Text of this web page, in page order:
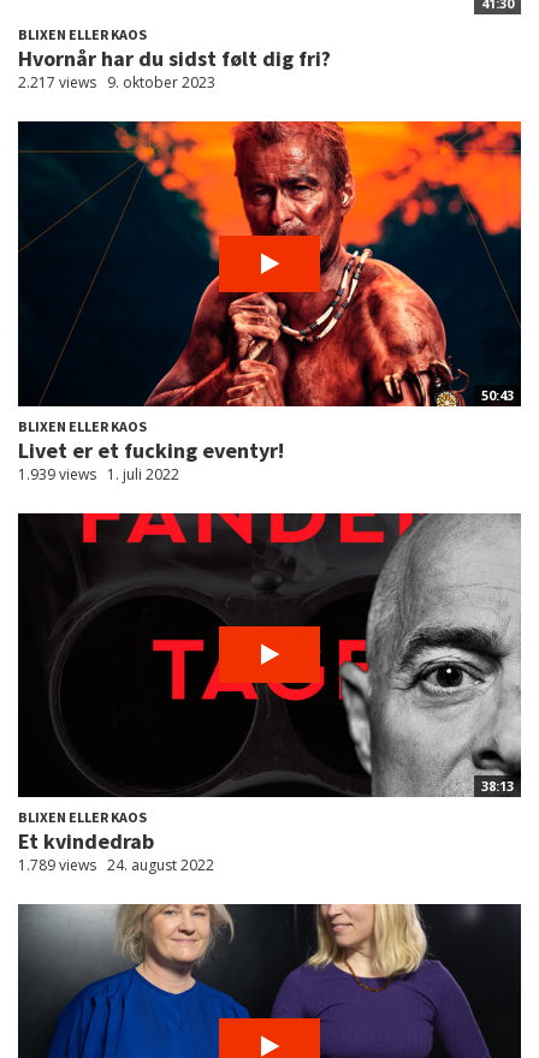
BLIXEN ELLER KAOS
Hvornår har du sidst følt dig fri?
2.217 views 9. oktober 2023
50:43
BLIXEN ELLER KAOS
Livet er et fucking eventyr!
1.939 views 1. juli 2022
38:13
BLIXEN ELLER KAOS
Et kvindedrab
1.789 views 24. august 2022